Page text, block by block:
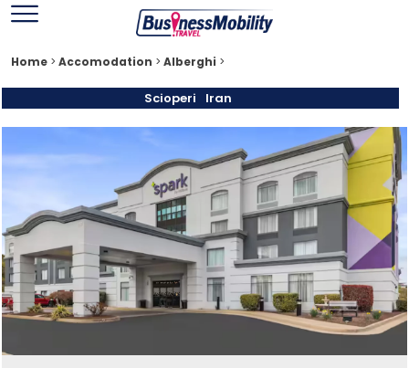
Home > Accomodation > Alberghi >
Scioperi Iran